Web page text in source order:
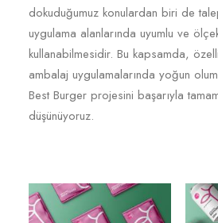
dokuduğumuz konulardan biri de
uygulama alanlarında uyumlu ve
kullanabilmesidir. Bu kapsamda,
ambalaj uygulamalarında yoğun
Best Burger projesini başarıyla
düşünüyoruz.